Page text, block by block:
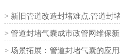
> 新旧管道改造封堵难点,管道封
> 管道封堵气囊成市政管网维保
效运
> 场景拓展：管道封堵气囊的应